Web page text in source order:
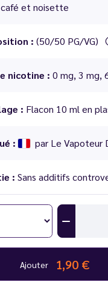
café et noisette
: (50/50 PG/VG)
nicotine : 0 mg, 3 mg,
: Flacon 10 ml en
: par Le Vapoteur
: Sans additifs
Ajouter 1,90 €